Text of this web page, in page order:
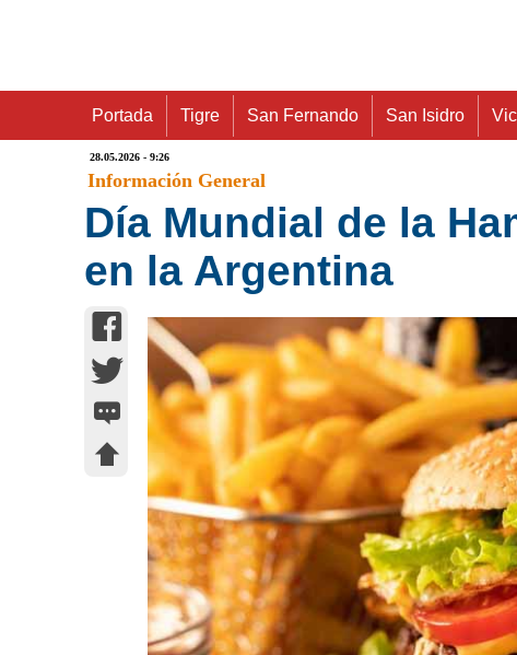
Portada Tigre San Fernando San Isidro
28.05.2026 - 9:26
Información General
Día Mundial de la
en la Argentina